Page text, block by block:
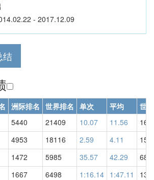
- 2017.12.09
结
洲际排名 世界排名 单次 平均
世
5440 21409 10.07 11.56
4953 18116 2.59 4.11
1472 5985 35.57 42.29
1667 6498 1:16.14 1:47.11